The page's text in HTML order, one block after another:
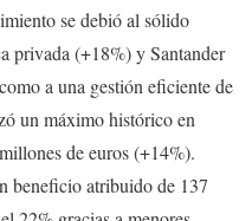
se debió al sólido
privada (+18%) y Santander
a una gestión eficiente de
un máximo histórico en
de euros (+14%).
beneficio atribuido de 137